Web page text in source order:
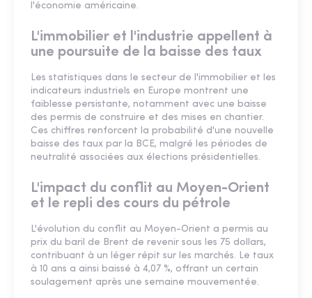
l'économie américaine.
L'immobilier et l'industrie appellent à
une poursuite de la baisse des taux
Les statistiques dans le secteur de l'immobilier et les
indicateurs industriels en Europe montrent une
faiblesse persistante, notamment avec une baisse
des permis de construire et des mises en chantier.
Ces chiffres renforcent la probabilité d'une nouvelle
baisse des taux par la BCE, malgré les périodes de
neutralité associées aux élections présidentielles.
L'impact du conflit au Moyen-Orient
et le repli des cours du pétrole
L'évolution du conflit au Moyen-Orient a permis au
prix du baril de Brent de revenir sous les 75 dollars,
contribuant à un léger répit sur les marchés. Le taux
à 10 ans a ainsi baissé à 4,07 %, offrant un certain
soulagement après une semaine mouvementée.